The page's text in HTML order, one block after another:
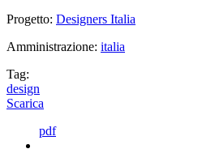
Progetto: Designers Italia
Amministrazione: italia
Tag:
design
Scarica
pdf